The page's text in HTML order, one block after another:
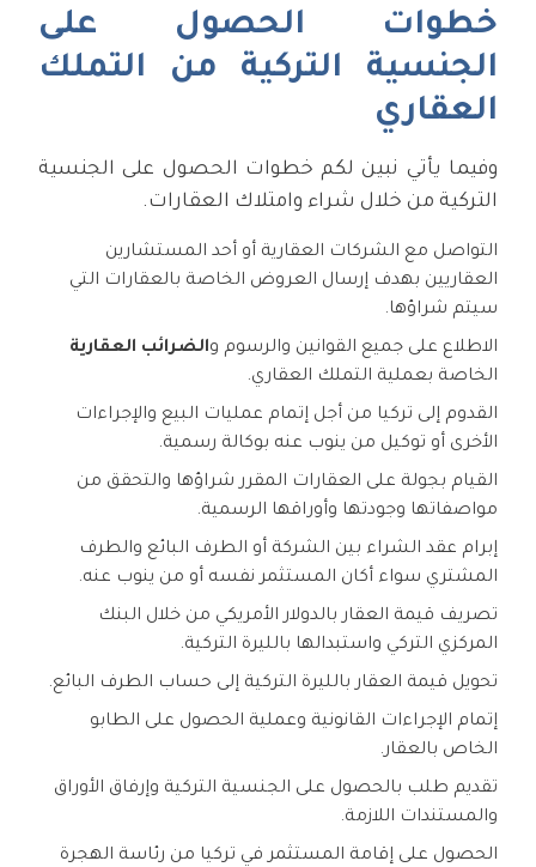
خطوات الحصول على
الجنسية التركية من التملك
العقاري
وفيما يأتي نبين لكم خطوات الحصول على الجنسية
التركية من خلال شراء وامتلاك العقارات.
التواصل مع الشركات العقارية أو أحد المستشارين
العقاريين بهدف إرسال العروض الخاصة بالعقارات التي
سيتم شراؤها.
الاطلاع على جميع القوانين والرسوم والضرائب العقارية
الخاصة بعملية التملك العقاري.
القدوم إلى تركيا من أجل إتمام عمليات البيع والإجراءات
الأخرى أو توكيل من ينوب عنه بوكالة رسمية.
القيام بجولة على العقارات المقرر شراؤها والتحقق من
مواصفاتها وجودتها وأوراقها الرسمية.
إبرام عقد الشراء بين الشركة أو الطرف البائع والطرف
المشتري سواء أكان المستثمر نفسه أو من ينوب عنه.
تصريف قيمة العقار بالدولار الأمريكي من خلال البنك
المركزي التركي واستبدالها بالليرة التركية.
تحويل قيمة العقار بالليرة التركية إلى حساب الطرف البائع.
إتمام الإجراءات القانونية وعملية الحصول على الطابو
الخاص بالعقار.
تقديم طلب بالحصول على الجنسية التركية وإرفاق الأوراق
والمستندات اللازمة.
الحصول على إقامة المستثمر في تركيا من رئاسة الهجرة